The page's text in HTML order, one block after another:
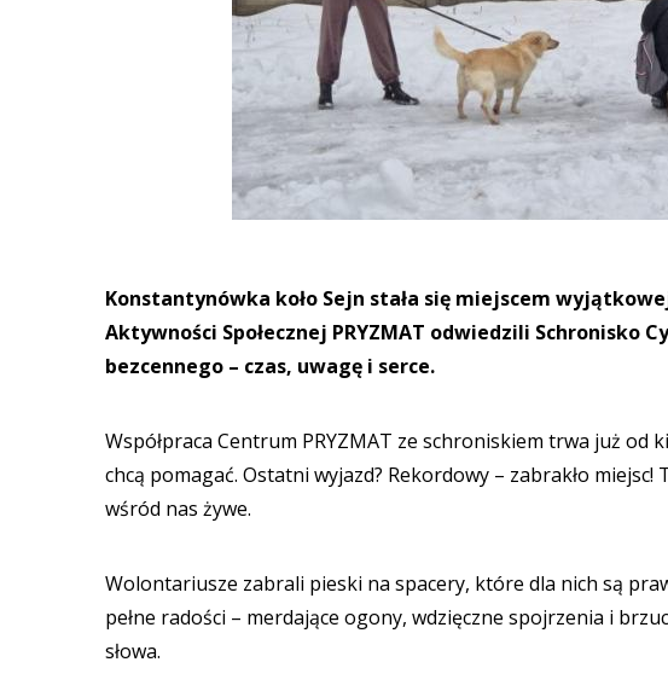
Konstantynówka koło Sejn stała się miejscem
Aktywności Społecznej PRYZMAT odwiedzili Schronisko
bezcennego – czas, uwagę i serce.
Współpraca Centrum PRYZMAT ze schroniskiem trwa już
chcą pomagać. Ostatni wyjazd? Rekordowy – zabrakło
wśród nas żywe.
Wolontariusze zabrali pieski na spacery, które dla nich są
pełne radości – merdające ogony, wdzięczne spojrzenia i
słowa.